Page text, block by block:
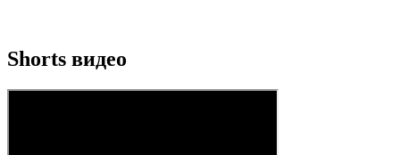
Shorts видео